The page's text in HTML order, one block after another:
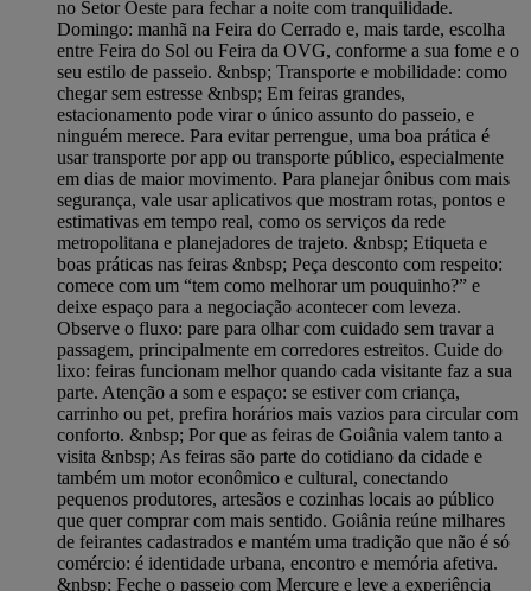
no Setor Oeste para fechar a noite com tranquilidade.
Domingo: manhã na Feira do Cerrado e, mais tarde, escolha
entre Feira do Sol ou Feira da OVG, conforme a sua fome e o
seu estilo de passeio. &nbsp; Transporte e mobilidade: como
chegar sem estresse &nbsp; Em feiras grandes,
estacionamento pode virar o único assunto do passeio, e
ninguém merece. Para evitar perrengue, uma boa prática é
usar transporte por app ou transporte público, especialmente
em dias de maior movimento. Para planejar ônibus com mais
segurança, vale usar aplicativos que mostram rotas, pontos e
estimativas em tempo real, como os serviços da rede
metropolitana e planejadores de trajeto. &nbsp; Etiqueta e
boas práticas nas feiras &nbsp; Peça desconto com respeito:
comece com um “tem como melhorar um pouquinho?” e
deixe espaço para a negociação acontecer com leveza.
Observe o fluxo: pare para olhar com cuidado sem travar a
passagem, principalmente em corredores estreitos. Cuide do
lixo: feiras funcionam melhor quando cada visitante faz a sua
parte. Atenção a som e espaço: se estiver com criança,
carrinho ou pet, prefira horários mais vazios para circular com
conforto. &nbsp; Por que as feiras de Goiânia valem tanto a
visita &nbsp; As feiras são parte do cotidiano da cidade e
também um motor econômico e cultural, conectando
pequenos produtores, artesãos e cozinhas locais ao público
que quer comprar com mais sentido. Goiânia reúne milhares
de feirantes cadastrados e mantém uma tradição que não é só
comércio: é identidade urbana, encontro e memória afetiva.
&nbsp; Feche o passeio com Mercure e leve a experiência